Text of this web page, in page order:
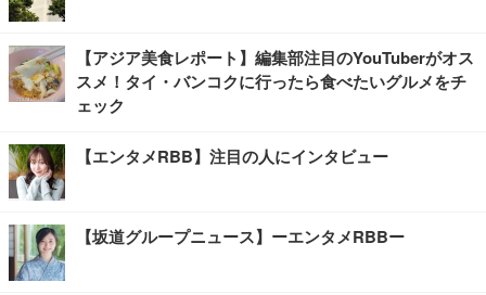
【アジア美食レポート】編集部注目のYouTuberがオス
スメ！タイ・バンコクに行ったら食べたいグルメをチ
ェック
【エンタメRBB】注目の人にインタビュー
【坂道グループニュース】ーエンタメRBBー